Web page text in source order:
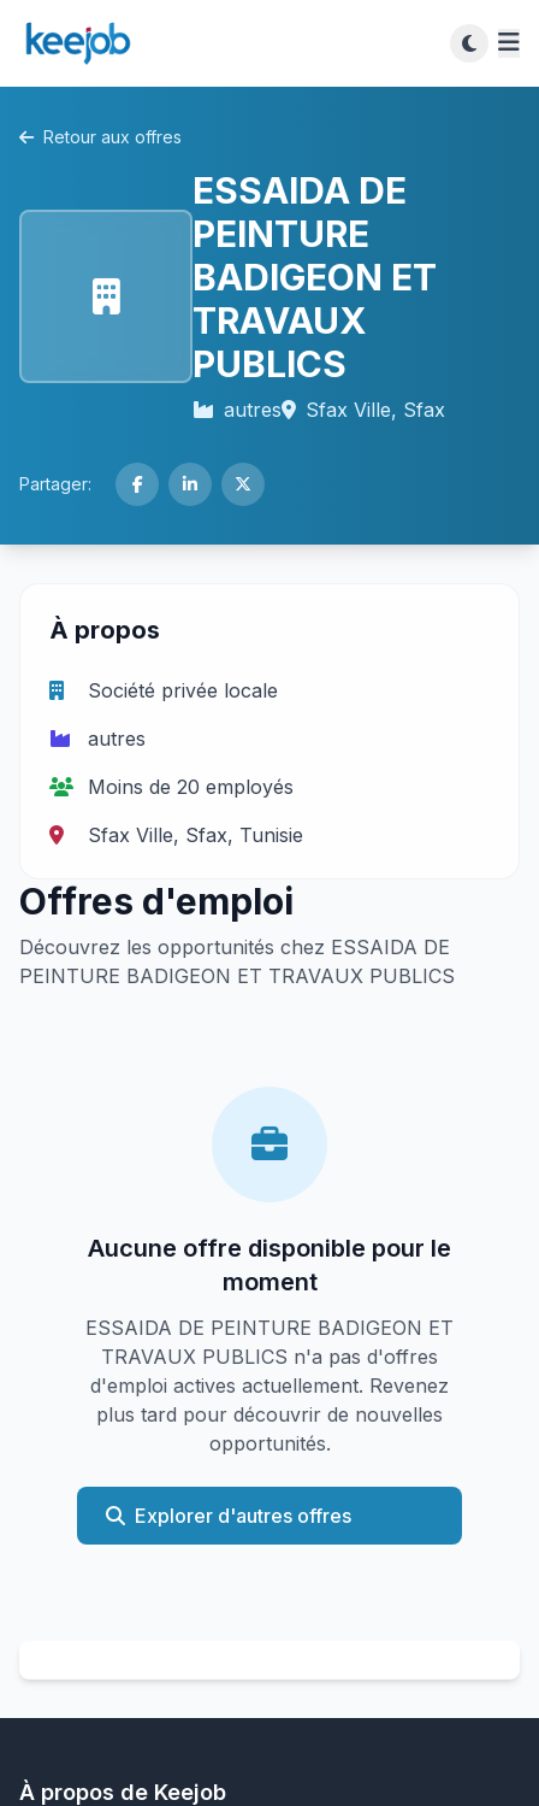
Retour aux offres
ESSAIDA DE
PEINTURE
BADIGEON ET
TRAVAUX
PUBLICS
autres Sfax Ville, Sfax
Partager:
À propos
Société privée locale
autres
Moins de 20 employés
Sfax Ville, Sfax, Tunisie
Offres d'emploi
Découvrez les opportunités chez ESSAIDA DE
PEINTURE BADIGEON ET TRAVAUX PUBLICS
Aucune offre disponible pour le
moment
ESSAIDA DE PEINTURE BADIGEON ET
TRAVAUX PUBLICS n'a pas d'offres
d'emploi actives actuellement. Revenez
plus tard pour découvrir de nouvelles
opportunités.
Explorer d'autres offres
À propos de Keejob